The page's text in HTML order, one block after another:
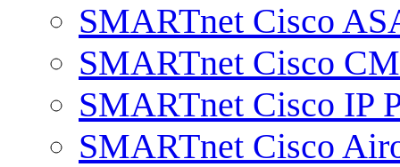
SMARTnet Cisco
SMARTnet Cisco
SMARTnet Cisco IP
SMARTnet Cisco